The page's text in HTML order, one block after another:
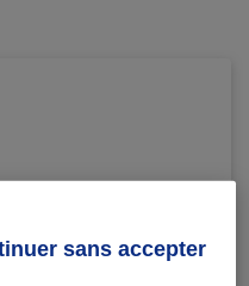
sans accepter